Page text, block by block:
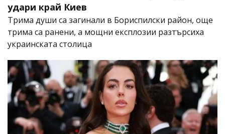
удари край Киев
Трима души са загинали в Бориспилски район, още
трима са ранени, а мощни експлозии разтърсиха
украинската столица